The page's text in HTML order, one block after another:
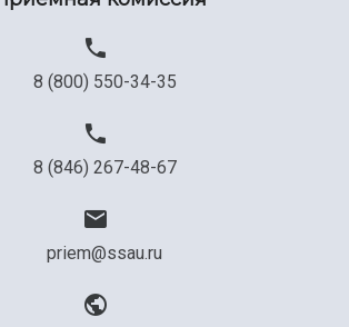
документы
8 (800) 550-34-35
8 (846) 267-48-67
priem@ssau.ru